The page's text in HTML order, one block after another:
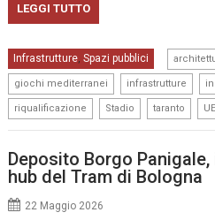
LEGGI TUTTO
Infrastrutture,Spazi pubblici
giochi mediterranei infrastrutture
riqualificazione Stadio taranto
Deposito Borgo
hub del Tram di Bologna
22 Maggio 2026